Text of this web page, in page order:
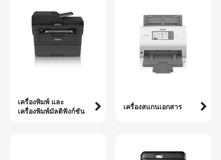
เครื่องพิมพ์ และ
เครื่องพิมพ์มัลติฟังก์ชัน
เครื่องสแกนเอกสาร